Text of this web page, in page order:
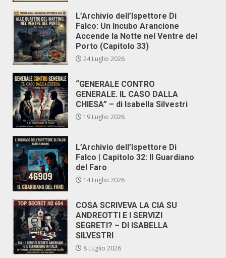
L’Archivio dell’Ispettore Di
Falco: Un Incubo Arancione
Accende la Notte nel Ventre del
Porto (Capitolo 33)
24 Luglio 2026
“GENERALE CONTRO
GENERALE. IL CASO DALLA
CHIESA” – di Isabella Silvestri
19 Luglio 2026
L’Archivio dell’Ispettore Di
Falco | Capitolo 32: Il Guardiano
del Faro
14 Luglio 2026
COSA SCRIVEVA LA CIA SU
ANDREOTTI E I SERVIZI
SEGRETI? – DI ISABELLA
SILVESTRI
8 Luglio 2026